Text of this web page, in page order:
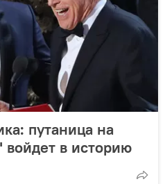
путаница на
войдет в историю